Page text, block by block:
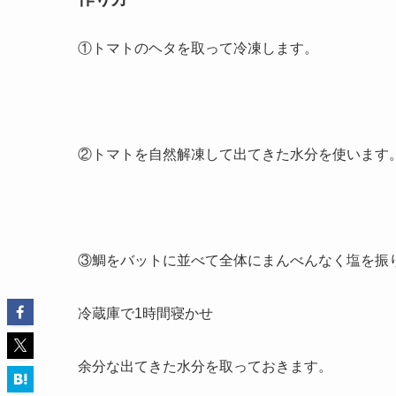
①トマトのヘタを取って冷凍します。
②トマトを自然解凍して出てきた水分を使います
③鯛をバットに並べて全体にまんべんなく塩を振
冷蔵庫で1時間寝かせ
余分な出てきた水分を取っておきます。